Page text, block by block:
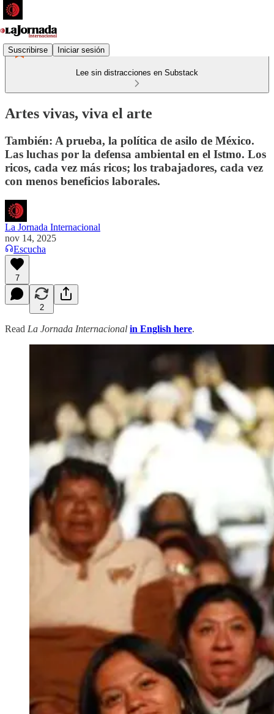
Suscribirse Iniciar sesión
Lee sin distracciones en Substack
Artes vivas, viva el arte
También: A prueba, la política de asilo de México.
Las luchas por la defensa ambiental en el Istmo. Los
ricos, cada vez más ricos; los trabajadores, cada vez
con menos beneficios laborales.
La Jornada Internacional
nov 14, 2025
Escucha
7
2
Read La Jornada Internacional in English here.